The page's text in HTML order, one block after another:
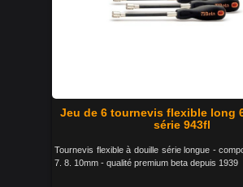
Jeu de 6 tournevis flexible long
série 943fl
Tournevis flexible à douille série longue -
7. 8. 10mm - qualité premium beta depuis 1939